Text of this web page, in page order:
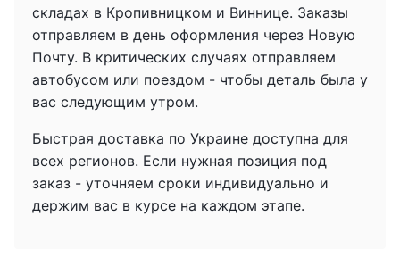
складах в Кропивницком и Виннице. Заказы
отправляем в день оформления через Новую
Почту. В критических случаях отправляем
автобусом или поездом - чтобы деталь была у
вас следующим утром.
Быстрая доставка по Украине доступна для
всех регионов. Если нужная позиция под
заказ - уточняем сроки индивидуально и
держим вас в курсе на каждом этапе.